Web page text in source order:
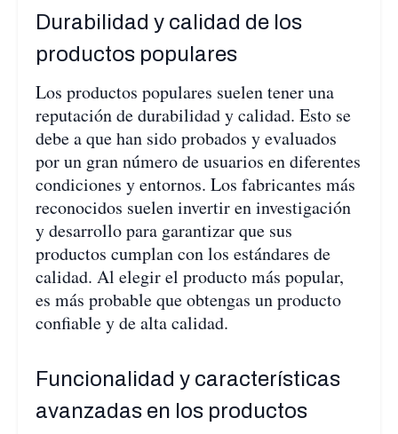
Durabilidad y calidad de los
productos populares
Los productos populares suelen tener una
reputación de durabilidad y calidad. Esto se
debe a que han sido probados y evaluados
por un gran número de usuarios en diferentes
condiciones y entornos. Los fabricantes más
reconocidos suelen invertir en investigación
y desarrollo para garantizar que sus
productos cumplan con los estándares de
calidad. Al elegir el producto más popular,
es más probable que obtengas un producto
confiable y de alta calidad.
Funcionalidad y características
avanzadas en los productos